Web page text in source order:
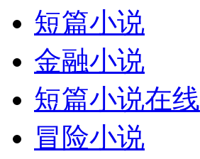
短篇小说
金融小说
短篇小说在线
冒险小说